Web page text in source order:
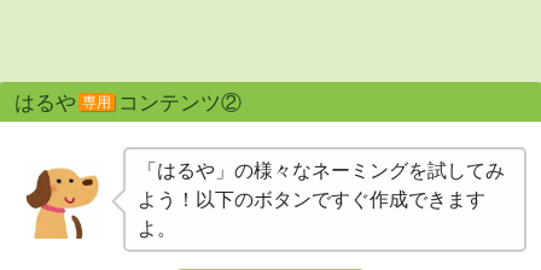
はるや 専用 コンテンツ②
「はるや」の様々なネーミングを試してみ
よう！以下のボタンですぐ作成できます
よ。